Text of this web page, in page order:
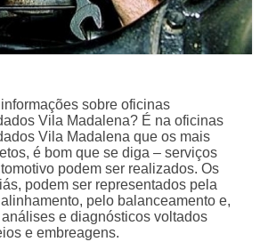
sobre oficinas
Vila Madalena? É na oficinas
Vila Madalena que os mais
é bom que se diga – serviços
podem ser realizados. Os
podem ser representados pela
pelo balanceamento e,
e diagnósticos voltados
e embreagens.